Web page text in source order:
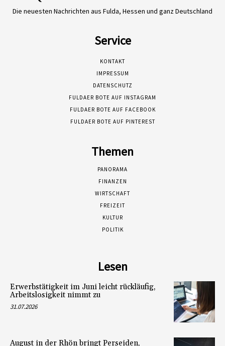
Die neuesten Nachrichten aus Fulda, Hessen und ganz Deutschland
Service
KONTAKT
IMPRESSUM
DATENSCHUTZ
FULDAER BOTE AUF INSTAGRAM
FULDAER BOTE AUF FACEBOOK
FULDAER BOTE AUF PINTEREST
Themen
PANORAMA
FINANZEN
WIRTSCHAFT
FREIZEIT
KULTUR
POLITIK
Lesen
Erwerbstätigkeit im Juni leicht rückläufig,
Arbeitslosigkeit nimmt zu
31.07.2026
August in der Rhön bringt Perseiden,